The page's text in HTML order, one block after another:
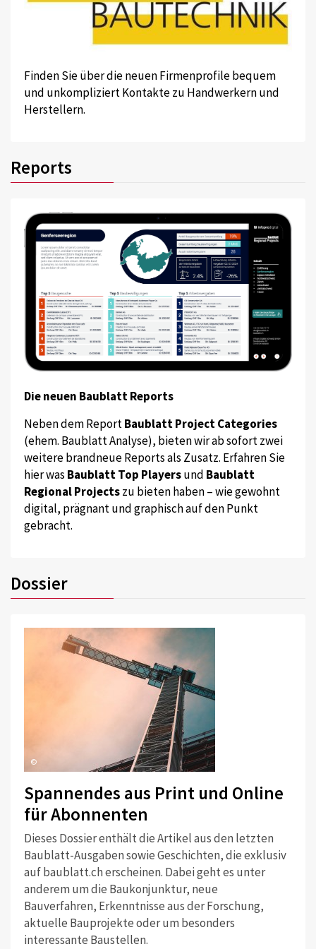
Finden Sie über die neuen Firmenprofile bequem
und unkompliziert Kontakte zu Handwerkern und
Herstellern.
Reports
Die neuen Baublatt Reports
Neben dem ReportBaublatt Project Categories
(ehem. Baublatt Analyse), bieten wir ab sofort zwei
weitere brandneue Reports als Zusatz. Erfahren Sie
hier was Baublatt Top Playersund Baublatt
Regional Projectszu bieten haben – wie gewohnt
digital, prägnant und graphisch auf den Punkt
gebracht.
Dossier
©
Spannendes aus Print und Online
für Abonnenten
Dieses Dossier enthält die Artikel aus den letzten
Baublatt-Ausgaben sowie Geschichten, die exklusiv
auf baublatt.ch erscheinen. Dabei geht es unter
anderem um die Baukonjunktur, neue
Bauverfahren, Erkenntnisse aus der Forschung,
aktuelle Bauprojekte oder um besonders
interessante Baustellen.